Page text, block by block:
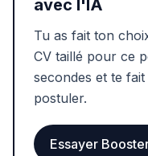
avec l'IA
Tu as fait ton
CV taillé pour ce
secondes et te
postuler.
Essayer